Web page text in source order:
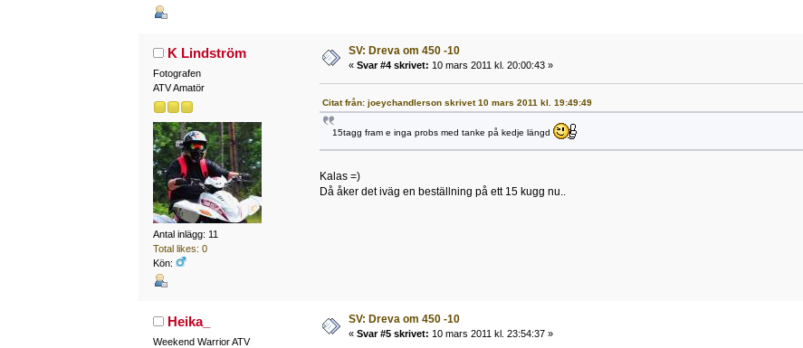
K Lindström
Fotografen
ATV Amatör
Antal inlägg: 11
Total likes: 0
Kön:
SV: Dreva om 450 -10
« Svar #4 skrivet: 10 mars 2011 kl. 20:00:43 »
Citat från: joeychandlerson skrivet 10 mars 2011 kl. 19:49:49
15tagg fram e inga probs med tanke på kedje längd
Kalas =)
Då åker det iväg en beställning på ett 15 kugg nu..
Heika_
Weekend Warrior ATV
SV: Dreva om 450 -10
« Svar #5 skrivet: 10 mars 2011 kl. 23:54:37 »